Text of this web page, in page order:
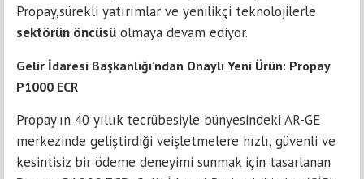
Propay,sürekli yatırımlar ve yenilikçi teknolojilerle
sektörün öncüsü olmaya devam ediyor.
Gelir İdaresi Başkanlığı’ndan Onaylı Yeni Ürün: Propay
P1000 ECR
Propay’ın 40 yıllık tecrübesiyle bünyesindeki AR-GE
merkezinde geliştirdiği veişletmelere hızlı, güvenli ve
kesintisiz bir ödeme deneyimi sunmak için tasarlanan